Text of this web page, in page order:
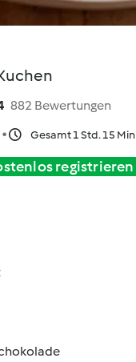
882 Bewertungen
Gesamt 1 Std. 15 Min
registrieren